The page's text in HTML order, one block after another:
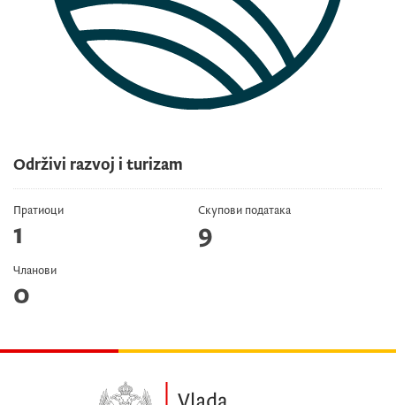
Održivi razvoj i turizam
Пратиоци
1
Скупови података
9
Чланови
0